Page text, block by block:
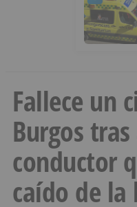
Fallece un
Burgos
conductor
caído de